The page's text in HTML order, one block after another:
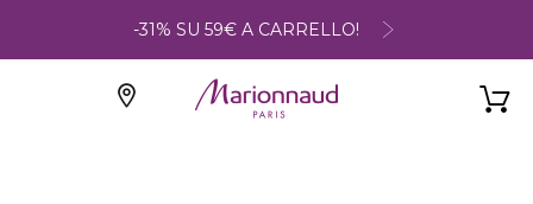
-31% SU 59€ A CARRELLO!